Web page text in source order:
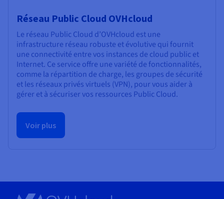
Réseau Public Cloud OVHcloud
Le réseau Public Cloud d’OVHcloud est une
infrastructure réseau robuste et évolutive qui fournit
une connectivité entre vos instances de cloud public et
Internet. Ce service offre une variété de fonctionnalités,
comme la répartition de charge, les groupes de sécurité
et les réseaux privés virtuels (VPN), pour vous aider à
gérer et à sécuriser vos ressources Public Cloud.
Voir plus